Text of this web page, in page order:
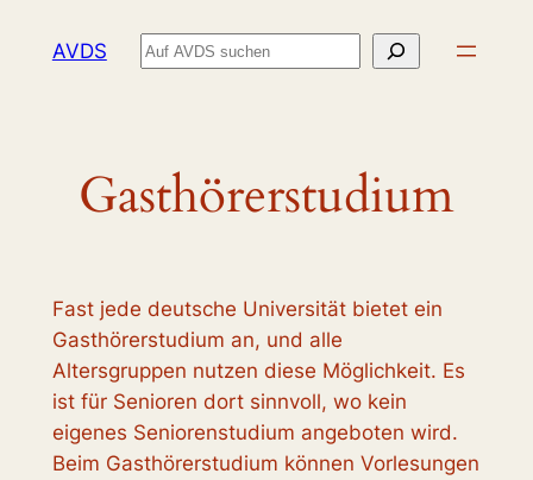
InhaltAVDS Suchen
Gasthörerstudium
Fast jede deutsche Universität bietet ein
Gasthörerstudium an, und alle
Altersgruppen nutzen diese Möglichkeit. Es
ist für Senioren dort sinnvoll, wo kein
eigenes Seniorenstudium angeboten wird.
Beim Gasthörerstudium können Vorlesungen